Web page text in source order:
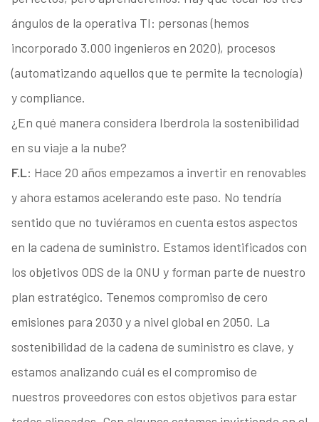
ángulos de la operativa TI: personas (hemos
incorporado 3.000 ingenieros en 2020), procesos
(automatizando aquellos que te permite la tecnología)
y compliance.
¿En qué manera considera Iberdrola la sostenibilidad
en su viaje a la nube?
F.L: Hace 20 años empezamos a invertir en renovables
y ahora estamos acelerando este paso. No tendría
sentido que no tuviéramos en cuenta estos aspectos
en la cadena de suministro. Estamos identificados con
los objetivos ODS de la ONU y forman parte de nuestro
plan estratégico. Tenemos compromiso de cero
emisiones para 2030 y a nivel global en 2050. La
sostenibilidad de la cadena de suministro es clave, y
estamos analizando cuál es el compromiso de
nuestros proveedores con estos objetivos para estar